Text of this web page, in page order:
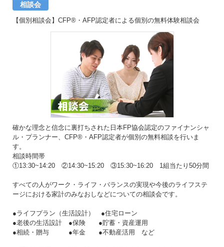
相談会
【個別相談会】CFP®・AFP認定者による個別の無料体験相談会
確かな理念と信念に裏打ちされた日本FP協会認定のファイナンシャ
ル・プランナー、CFP®・AFP認定者が個別の無料相談を行いま
す。
相談時間帯
①13:30~14:20 ②14:30~15:20 ③15:30~16:20 1組当たり50分間
すべての人がワーク・ライフ・バランスの実現や今後のライフステ
ージにおける家計のみなおしなどについての相談会です。
●ライフプラン（生活設計） ●住宅ローン
●老後の生活設計 ●保険 ●貯蓄・資産運用
●相続・贈与 ●年金 ●不動産活用 など